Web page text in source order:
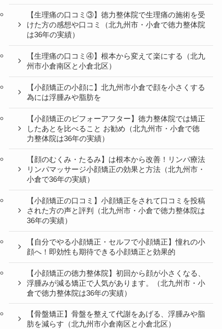
【生理痛の口コミ③】徳力整体院で生理痛の施術を受
けた方の感想や口コミ（北九州市・小倉で徳力整体院
は36年の実績）
【生理痛の口コミ④】根本から変えて楽にする（北九
州市小倉南区と小倉北区）
【小顔矯正の小顔に】北九州市小倉で顔を小さくする
為には浮腫みや脂肪を
【小顔矯正のビフォーアフター】徳力整体院では矯正
したあとを比べること お勧め（北九州市・小倉で徳
力整体院は36年の実績）
【顔のむくみ・たるみ】は根本から改善！リンパ療法
リンパマッサージ小顔矯正の効果と方法（北九州市・
小倉で36年の実績）
【小顔矯正の口コミ】小顔矯正をされて口コミを投稿
された方の声と評判（北九州市・小倉で徳力整体院は
36年の実績）
【自分でやる小顔矯正・セルフで小顔矯正】憧れの小
顔へ！即効性も期待できる小顔矯正と効果的
【小顔矯正の徳力整体院】初回から顔が小さくなる、
浮腫みが減る矯正で人気があります。（北九州市・小
倉で徳力整体院は36年の実績）
【骨盤矯正】骨盤を整えて代謝をあげる、浮腫みや脂
肪を減らす（北九州市小倉南区と小倉北区）